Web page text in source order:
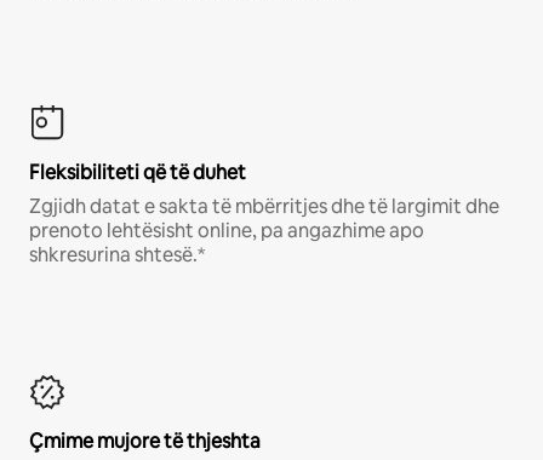
Fleksibiliteti që të duhet
Zgjidh datat e sakta të mbërritjes dhe të largimit dhe
prenoto lehtësisht online, pa angazhime apo
shkresurina shtesë.*
Çmime mujore të thjeshta